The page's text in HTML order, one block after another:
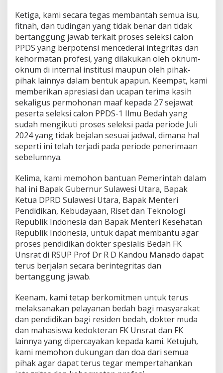
Ketiga, kami secara tegas membantah semua isu,
fitnah, dan tudingan yang tidak benar dan tidak
bertanggung jawab terkait proses seleksi calon
PPDS yang berpotensi mencederai integritas dan
kehormatan profesi, yang dilakukan oleh oknum-
oknum di internal institusi maupun oleh pihak-
pihak lainnya dalam bentuk apapun. Keempat, kami
memberikan apresiasi dan ucapan terima kasih
sekaligus permohonan maaf kepada 27 sejawat
peserta seleksi calon PPDS-1 Ilmu Bedah yang
sudah mengikuti proses seleksi pada periode Juli
2024 yang tidak bejalan sesuai jadwal, dimana hal
seperti ini telah terjadi pada periode penerimaan
sebelumnya.
Kelima, kami memohon bantuan Pemerintah dalam
hal ini Bapak Gubernur Sulawesi Utara, Bapak
Ketua DPRD Sulawesi Utara, Bapak Menteri
Pendidikan, Kebudayaan, Riset dan Teknologi
Republik Indonesia dan Bapak Menteri Kesehatan
Republik Indonesia, untuk dapat membantu agar
proses pendidikan dokter spesialis Bedah FK
Unsrat di RSUP Prof Dr R D Kandou Manado dapat
terus berjalan secara berintegritas dan
bertanggung jawab.
Keenam, kami tetap berkomitmen untuk terus
melaksanakan pelayanan bedah bagi masyarakat
dan pendidikan bagi residen bedah, dokter muda
dan mahasiswa kedokteran FK Unsrat dan FK
lainnya yang dipercayakan kepada kami. Ketujuh,
kami memohon dukungan dan doa dari semua
pihak agar dapat terus tegar mempertahankan